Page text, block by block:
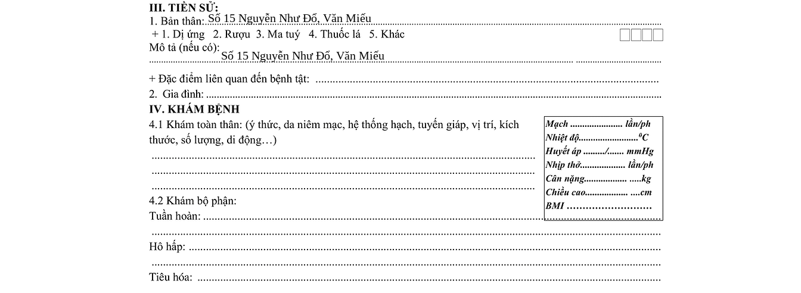
Số 15 Nguyễn Như Đổ, Văn Miếu​​​​
Số 15 Nguyễn Như Đổ, Văn Miếu​​​​